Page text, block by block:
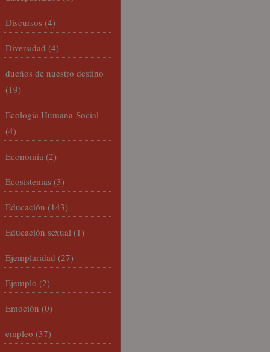
Discursos (4)
Diversidad (4)
dueños de nuestro destino
(19)
Ecología Humana-Social
(4)
Economía (2)
Ecosistemas (3)
Educación (143)
Educación sexual (1)
Ejemplaridad (27)
Ejemplo (2)
Emoción (0)
empleo (37)